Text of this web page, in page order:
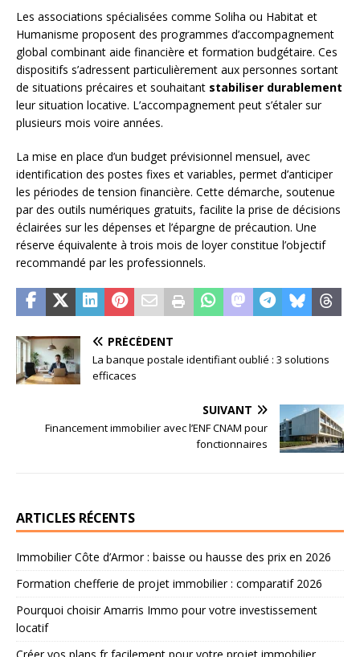
Les associations spécialisées comme Soliha ou Habitat et
Humanisme proposent des programmes d’accompagnement
global combinant aide financière et formation budgétaire. Ces
dispositifs s’adressent particulièrement aux personnes sortant
de situations précaires et souhaitant stabiliser durablement
leur situation locative. L’accompagnement peut s’étaler sur
plusieurs mois voire années.
La mise en place d’un budget prévisionnel mensuel, avec
identification des postes fixes et variables, permet d’anticiper
les périodes de tension financière. Cette démarche, soutenue
par des outils numériques gratuits, facilite la prise de décisions
éclairées sur les dépenses et l’épargne de précaution. Une
réserve équivalente à trois mois de loyer constitue l’objectif
recommandé par les professionnels.
PRÉCÉDENT
La banque postale identifiant oublié : 3 solutions
efficaces
SUIVANT
Financement immobilier avec l’ENF CNAM pour
fonctionnaires
ARTICLES RÉCENTS
Immobilier Côte d’Armor : baisse ou hausse des prix en 2026
Formation chefferie de projet immobilier : comparatif 2026
Pourquoi choisir Amarris Immo pour votre investissement
locatif
Créer vos plans fr facilement pour votre projet immobilier